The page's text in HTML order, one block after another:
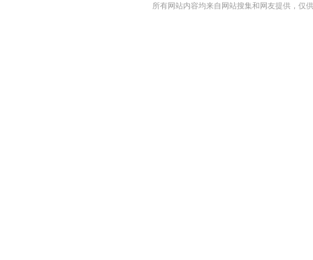
所有网站内容均来自网站搜集和网友提供，仅